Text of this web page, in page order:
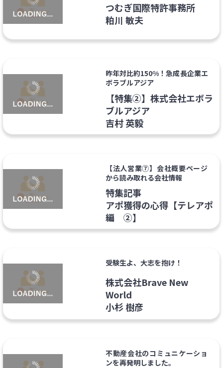
つむぎ国際特許事務所
粕川 敏夫
昨年対比約150%！急成長企業エ
ボラブルアジア
【特集②】株式会社エボラ
ブルアジア
吉村 英毅
【法人営業⑦】会社概要ページ
から読み取れる会社情報
特集記事
アポ獲得の心得【テレアポ
編 ②】
受験生よ、大志を抱け！
株式会社Brave New
World
小杉 樹彦
不動産会社のコミュニケーショ
ンを再発明しました。